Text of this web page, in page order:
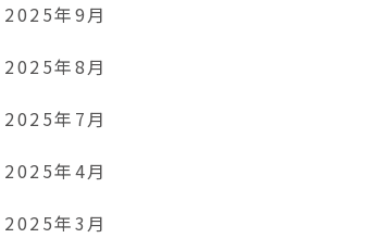
2025年9月
2025年8月
2025年7月
2025年4月
2025年3月